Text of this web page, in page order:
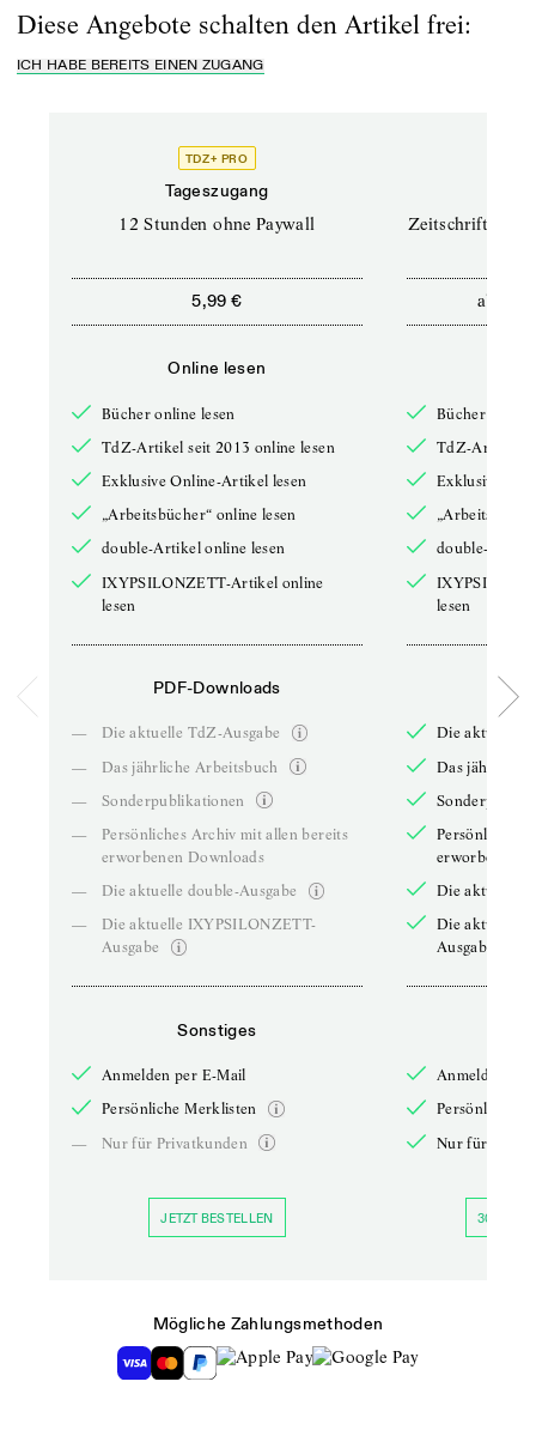
Diese Angebote schalten den Artikel frei:
ICH HABE BEREITS EINEN ZUGANG
TDZ+ PRO
Tageszugang
12 Stunden ohne Paywall
5,99 €
Online lesen
Bücher online lesen
TdZ-Artikel seit 2013 online lesen
Exklusive Online-Artikel lesen
„Arbeitsbücher“ online lesen
double-Artikel online lesen
IXYPSILONZETT-Artikel online
lesen
PDF-Downloads
—
Die aktuelle TdZ-Ausgabe
—
Das jährliche Arbeitsbuch
—
Sonderpublikationen
—
Persönliches Archiv mit allen bereits
erworbenen Downloads
—
Die aktuelle double-Ausgabe
—
Die aktuelle IXYPSILONZETT-
Ausgabe
Sonstiges
Anmelden per E-Mail
Persönliche Merklisten
—
Nur für Privatkunden
JETZT BESTELLEN
Zeitschriften
ab
Bücher online
TdZ-Artikel
Exklusive
double-
lesen
Die aktuelle
Das jährliche
Persönliches
erworbenen
Die aktuelle
Die aktuelle
Ausgabe
Anmelden
Persönliche
Nur für
30 TAGE
Mögliche Zahlungsmethoden